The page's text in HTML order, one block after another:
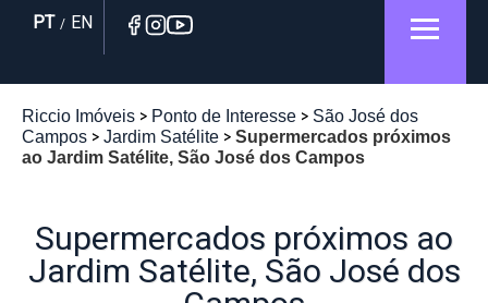
PT / EN
Riccio Imóveis Ponto de Interesse
São José dos
Campos
Jardim Satélite
Supermercados próximos
ao Jardim Satélite, São José dos Campos
Supermercados próximos ao
Jardim Satélite, São José dos